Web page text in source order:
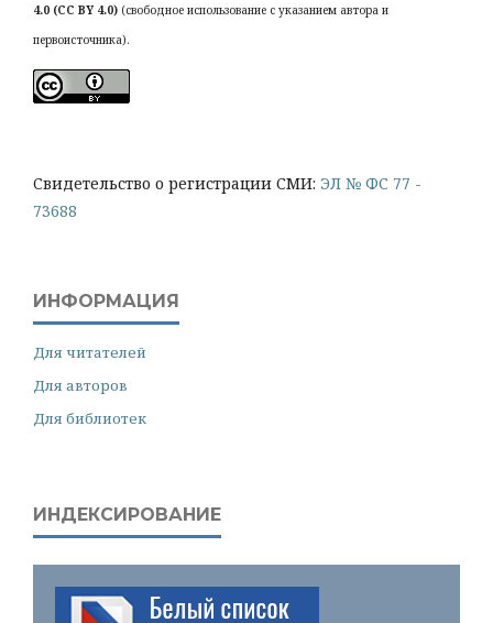
4.0 (CC BY 4.0) (свободное использование с указанием автора и
первоисточника).
Cвидетельство о регистрации СМИ: ЭЛ № ФС 77 -
73688
ИНФОРМАЦИЯ
Для читателей
Для авторов
Для библиотек
ИНДЕКСИРОВАНИЕ